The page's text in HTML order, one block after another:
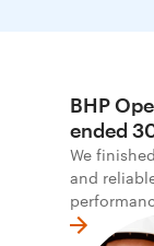
BHP
ended
We
and